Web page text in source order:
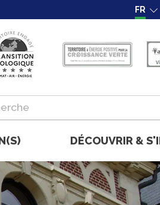
FR
DÉCOUVRIR &